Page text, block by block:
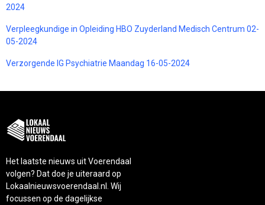
2024
Verpleegkundige in Opleiding HBO Zuyderland Medisch Centrum 02-
05-2024
Verzorgende IG Psychiatrie Maandag 16-05-2024
Het laatste nieuws uit Voerendaal
volgen? Dat doe je uiteraard op
Lokaalnieuwsvoerendaal.nl. Wij
focussen op de dagelijkse